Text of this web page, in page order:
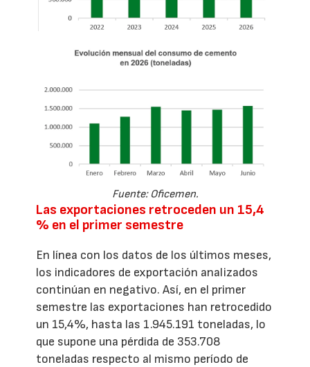
Fuente: Oficemen.
Las exportaciones retroceden un 15,4
% en el primer semestre
En línea con los datos de los últimos meses,
los indicadores de exportación analizados
continúan en negativo. Así, en el primer
semestre las exportaciones han retrocedido
un 15,4%, hasta las 1.945.191 toneladas, lo
que supone una pérdida de 353.708
toneladas respecto al mismo período de